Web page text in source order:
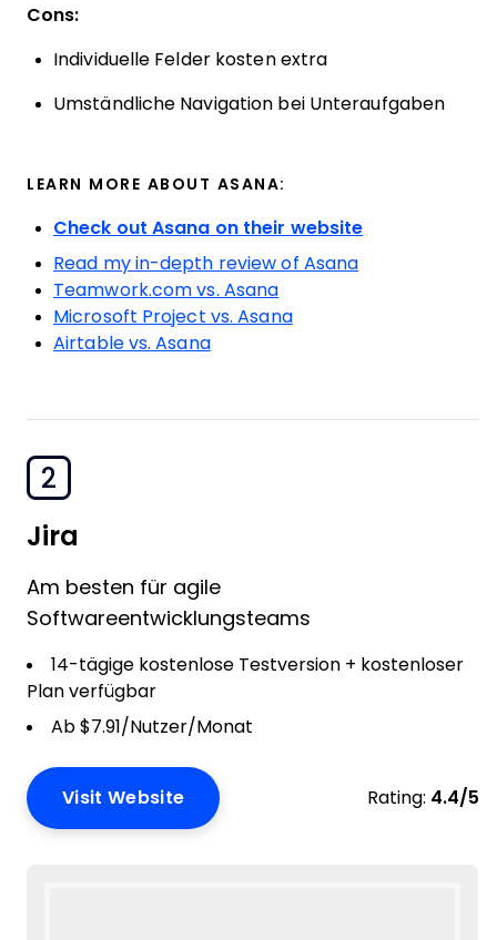
Cons:
Individuelle Felder kosten extra
Umständliche Navigation bei Unteraufgaben
LEARN MORE ABOUT ASANA:
Check out Asana on their website
Read my in-depth review of Asana
Teamwork.com vs. Asana
Microsoft Project vs. Asana
Airtable vs. Asana
2
Jira
Am besten für agile
Softwareentwicklungsteams
14-tägige kostenlose Testversion + kostenloser
Plan verfügbar
Ab $7.91/Nutzer/Monat
Visit Website Rating: 4.4/5